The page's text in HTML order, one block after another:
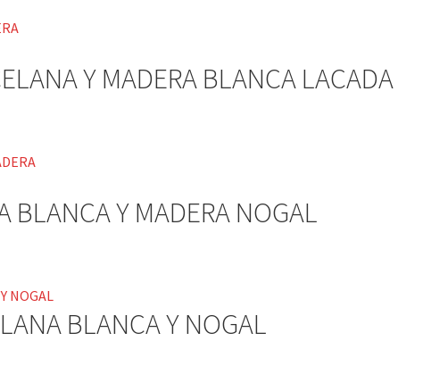
Y MADERA BLANCA LACADA
BLANCA Y MADERA NOGAL
BLANCA Y NOGAL